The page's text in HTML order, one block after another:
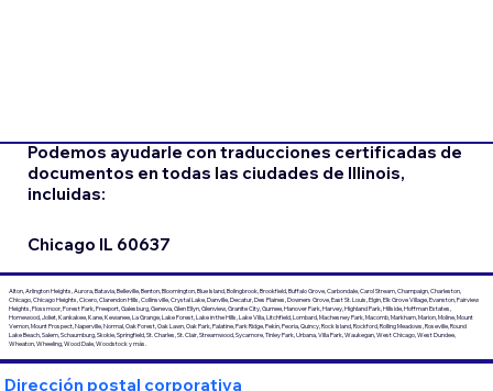
Podemos ayudarle con traducciones certificadas de
documentos en todas las ciudades de Illinois,
incluidas:
Chicago IL 60637
Alton, Arlington Heights, Aurora, Batavia, Belleville, Benton, Bloomington, Blue Island, Bolingbrook, Brookfield, Buffalo Grove, Carbondale, Carol Stream, Champaign, Charleston,
Chicago, Chicago Heights, Cicero, Clarendon Hills, Collinsville, Crystal Lake, Danville, Decatur, Des Plaines, Downers Grove, East St. Louis, Elgin, Elk Grove Village, Evanston, Fairview
Heights, Flossmoor, Forest Park, Freeport, Galesburg, Geneva, Glen Ellyn, Glenview, Granite City, Gurnee, Hanover Park, Harvey, Highland Park, Hillside, Hoffman Estates,
Homewood, Joliet, Kankakee, Kane, Kewanee, La Grange, Lake Forest, Lake in the Hills, Lake Villa, Litchfield, Lombard, Machesney Park, Macomb, Markham, Marion, Moline, Mount
Vernon, Mount Prospect, Naperville, Normal, Oak Forest, Oak Lawn, Oak Park, Palatine, Park Ridge, Pekín, Peoria, Quincy, Rock Island, Rockford, Rolling Meadows, Roseville, Round
Lake Beach, Salem, Schaumburg, Skokie, Springfield, St. Charles, St. Clair, Streamwood, Sycamore, Tinley Park, Urbana, Villa Park, Waukegan, West Chicago, West Dundee,
Wheaton, Wheeling, Wood Dale, Woodstock y más.
Dirección postal corporativa